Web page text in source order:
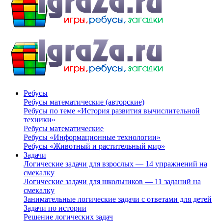
Ребусы
Ребусы математические (авторские)
Ребусы по теме «История развития вычислительной
техники»
Ребусы математические
Ребусы «Информационные технологии»
Ребусы «Животный и растительный мир»
Задачи
Логические задачи для взрослых — 14 упражнений на
смекалку
Логические задачи для школьников — 11 заданий на
смекалку
Занимательные логические задачи с ответами для детей
Задачи по истории
Решение логических задач